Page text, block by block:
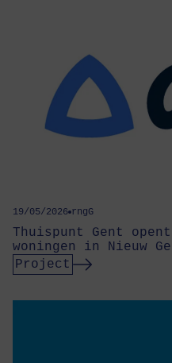
19/05/2026 rngG
Thuis­punt Gent
wonin­gen in Nieuw
Project